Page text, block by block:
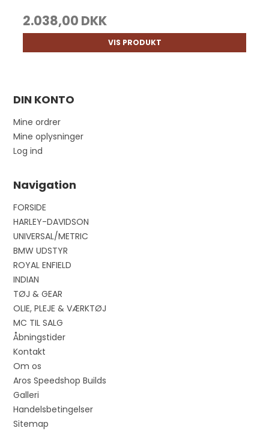
2.038,00 DKK
VIS PRODUKT
DIN KONTO
Mine ordrer
Mine oplysninger
Log ind
Navigation
FORSIDE
HARLEY-DAVIDSON
UNIVERSAL/METRIC
BMW UDSTYR
ROYAL ENFIELD
INDIAN
TØJ & GEAR
OLIE, PLEJE & VÆRKTØJ
MC TIL SALG
Åbningstider
Kontakt
Om os
Aros Speedshop Builds
Galleri
Handelsbetingelser
Sitemap